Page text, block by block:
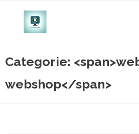
Categorie:
webshop</span>